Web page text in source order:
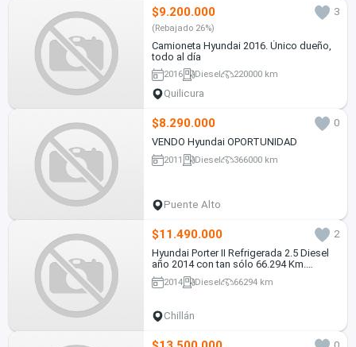
$9.200.000 3
(Rebajado 26%)
Camioneta Hyundai 2016. Único dueño,
todo al día
2016 Diesel 220000 km
Quilicura
$8.290.000
0
VENDO Hyundai OPORTUNIDAD
2011 Diesel 366000 km
Puente Alto
$11.490.000
2
Hyundai Porter II Refrigerada 2.5 Diesel
año 2014 con tan sólo 66.294 Km.
Equipada con caja refrigerada
profesional y equipo frigorífico
2014 Diesel 66294 km
Chillán